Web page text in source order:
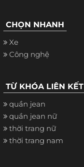
CHỌN NHANH
Xe
Công nghệ
TỪ KHÓA LIÊN KẾT
quần jean
quần jean nữ
thời trang nữ
thời trang nam